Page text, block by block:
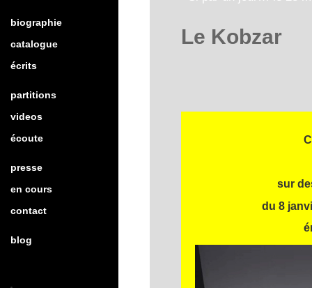
Le Kobzar
sur
du 8
biographie
catalogue
écrits
partitions
videos
écoute
presse
en cours
contact
blog